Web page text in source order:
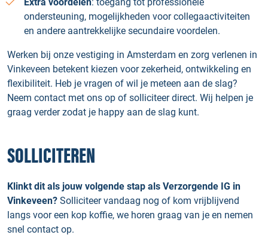
ondersteuning, mogelijkheden voor collegaactiviteiten
en andere aantrekkelijke secundaire voordelen.
Werken bij onze vestiging in Amsterdam en zorg verlenen in
Vinkeveen betekent kiezen voor zekerheid, ontwikkeling en
flexibiliteit. Heb je vragen of wil je meteen aan de slag?
Neem contact met ons op of solliciteer direct. Wij helpen je
graag verder zodat je happy aan de slag kunt.
SOLLICITEREN
Klinkt dit als jouw volgende stap als Verzorgende IG in
Vinkeveen? Solliciteer vandaag nog of kom vrijblijvend
langs voor een kop koffie, we horen graag van je en nemen
snel contact op.